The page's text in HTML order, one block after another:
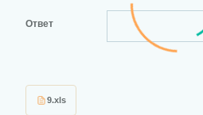
Ответ
9.xls